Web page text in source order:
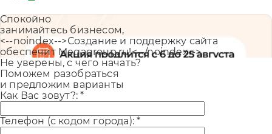
Спокойно
занимайтесь бизнесом,
<--noindex-->Создание и поддержку сайта
обеспечит Megagroup.ru!<--/noindex-->
Не уверены, с чего начать?
Поможем разобраться
и предложим варианты
Как Вас зовут?:*
Телефон (с кодом города):*